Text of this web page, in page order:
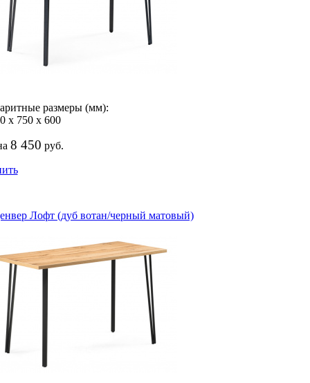
размеры (мм):
х 750х 600
8 450 руб.
Лофт (дуб вотан/черный матовый)